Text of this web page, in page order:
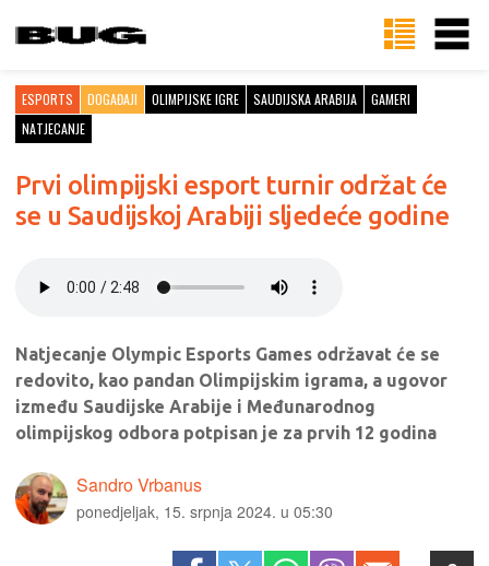
ESPORTS DOGAĐAJI OLIMPIJSKE IGRE SAUDIJSKA ARABIJA
GAMERI
NATJECANJE
Prvi olimpijski esport turnir održat će
se u Saudijskoj Arabiji sljedeće godine
Natjecanje Olympic Esports Games održavat će se
redovito, kao pandan Olimpijskim igrama, a ugovor
između Saudijske Arabije i Međunarodnog
olimpijskog odbora potpisan je za prvih 12 godina
Sandro Vrbanus
ponedjeljak, 15. srpnja 2024. u 05:30